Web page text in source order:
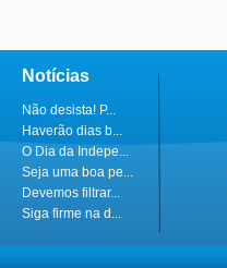
Notícias
Não desista! P...
Haverão dias b...
O Dia da Indepe...
Seja uma boa pe...
Devemos filtrar...
Siga firme na d...